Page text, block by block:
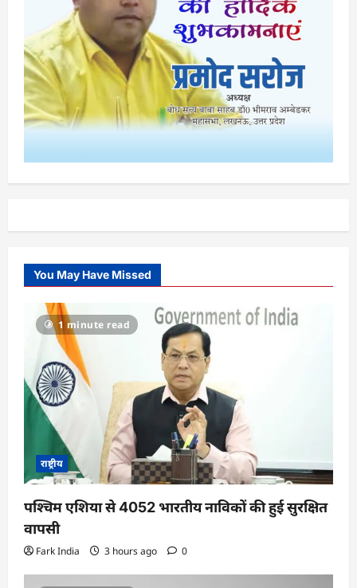
You May Have Missed
1 minute read
राष्ट्रीय
पश्चिम एशिया से 4052 भारतीय नाविकों की हुई सुरक्षित
वापसी
Fark India 3 hours ago 0